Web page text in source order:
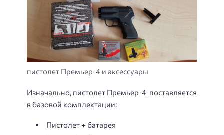
пистолет Премьер-4 и аксессуары
Изначально, пистолет Премьер-4 поставляется
в базовой комплектации:
Пистолет + батарея